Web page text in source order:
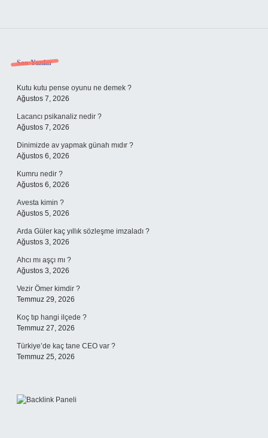
Sidebar
Son Yazılar
Kutu kutu pense oyunu ne demek ?
Ağustos 7, 2026
Lacancı psikanaliz nedir ?
Ağustos 7, 2026
Dinimizde av yapmak günah mıdır ?
Ağustos 6, 2026
Kumru nedir ?
Ağustos 6, 2026
Avesta kimin ?
Ağustos 5, 2026
Arda Güler kaç yıllık sözleşme imzaladı ?
Ağustos 3, 2026
Ahcı mı aşçı mı ?
Ağustos 3, 2026
Vezir Ömer kimdir ?
Temmuz 29, 2026
Koç tıp hangi ilçede ?
Temmuz 27, 2026
Türkiye’de kaç tane CEO var ?
Temmuz 25, 2026